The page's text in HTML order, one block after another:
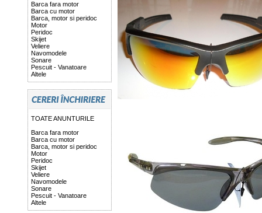
Barca fara motor
Barca cu motor
Barca, motor si peridoc
Motor
Peridoc
Skijet
Veliere
Navomodele
Sonare
Pescuit - Vanatoare
Altele
TOATE ANUNTURILE
Barca fara motor
Barca cu motor
Barca, motor si peridoc
Motor
Peridoc
Skijet
Veliere
Navomodele
Sonare
Pescuit - Vanatoare
Altele